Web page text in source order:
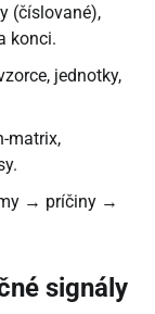
(číslované),
konci.
jednotky,
matrix,
→ príčiny →
signály